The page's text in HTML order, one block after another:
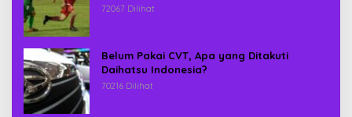
72067 Dilihat
Belum Pakai CVT, Apa yang Ditakuti
Daihatsu Indonesia?
70216 Dilihat